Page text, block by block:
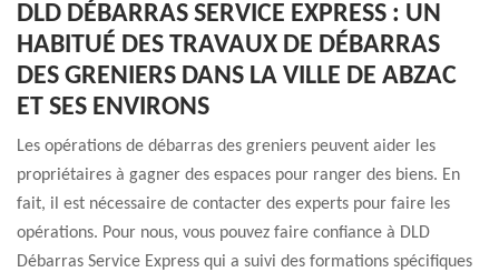
DLD DÉBARRAS SERVICE EXPRESS : UN
HABITUÉ DES TRAVAUX DE DÉBARRAS
DES GRENIERS DANS LA VILLE DE ABZAC
ET SES ENVIRONS
Les opérations de débarras des greniers peuvent aider les
propriétaires à gagner des espaces pour ranger des biens. En
fait, il est nécessaire de contacter des experts pour faire les
opérations. Pour nous, vous pouvez faire confiance à DLD
Débarras Service Express qui a suivi des formations spécifiques